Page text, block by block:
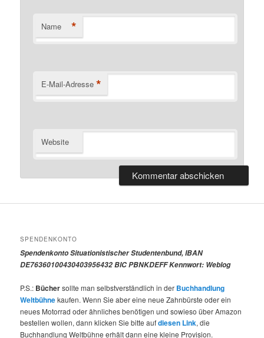
Name *
E-Mail-Adresse *
Website
SPENDENKONTO
Spendenkonto Situationistischer Studentenbund, IBAN
DE76360100430403956432 BIC PBNKDEFF Kennwort: Weblog
P.S.: Büchersollte man selbstverständlich in der Buchhandlung
Weltbühnekaufen. Wenn Sie aber eine neue Zahnbürste oder ein
neues Motorrad oder ähnliches benötigen und sowieso über Amazon
bestellen wollen, dann klicken Sie bitte aufdiesen Link, die
Buchhandlung Weltbühne erhält dann eine kleine Provision.